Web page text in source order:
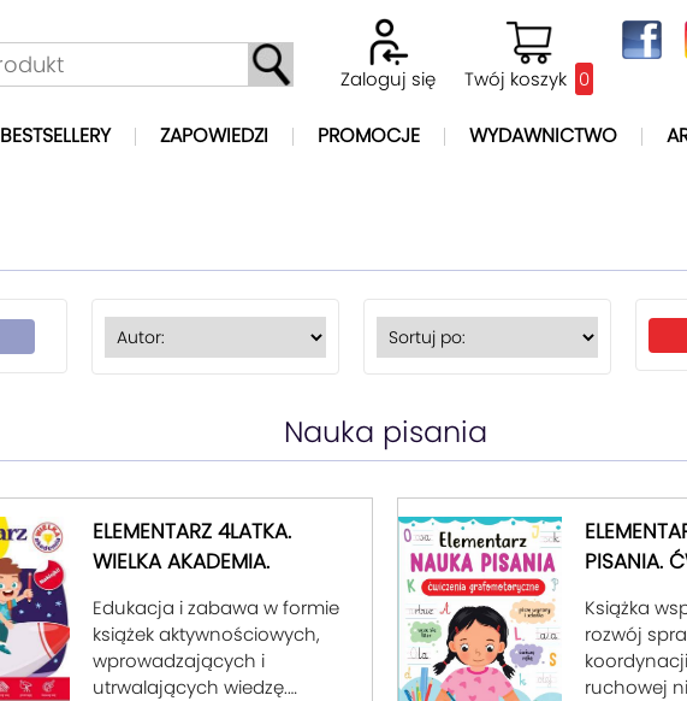
Zaloguj się Twój koszyk 0
BESTSELLERY ZAPOWIEDZI PROMOCJE WYDAWNICTWO
Nauka pisania
ELEMENTARZ 4LATKA.
WIELKA AKADEMIA.
Edukacja i zabawa w formie
książek aktywnościowych,
wprowadzających i
utrwalających wiedzę.
PISANIA.
Książka
rozwój
ruchowej